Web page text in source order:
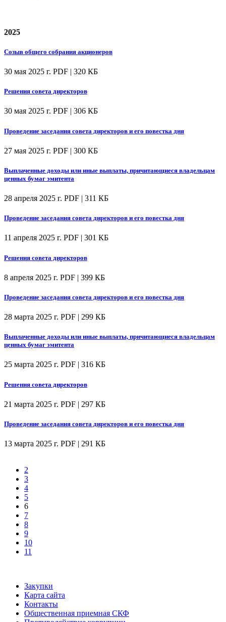
2025
Созыв общего собрания акционеров
30 мая 2025 г. PDF | 320 КБ
Решения совета директоров
30 мая 2025 г. PDF | 306 КБ
Проведение заседания совета директоров и его повестка дня
27 мая 2025 г. PDF | 300 КБ
Выплаченные доходы или иные выплаты, причитающиеся владельцам
ценных бумаг эмитента
28 апреля 2025 г. PDF | 311 КБ
Проведение заседания совета директоров и его повестка дня
11 апреля 2025 г. PDF | 301 КБ
Решения совета директоров
8 апреля 2025 г. PDF | 399 КБ
Проведение заседания совета директоров и его повестка дня
28 марта 2025 г. PDF | 299 КБ
Выплаченные доходы или иные выплаты, причитающиеся владельцам
ценных бумаг эмитента
25 марта 2025 г. PDF | 316 КБ
Решения совета директоров
21 марта 2025 г. PDF | 297 КБ
Проведение заседания совета директоров и его повестка дня
13 марта 2025 г. PDF | 291 КБ
2
3
4
5
6
7
8
9
10
11
Закупки
Карта сайта
Контакты
Общественная приемная СКФ